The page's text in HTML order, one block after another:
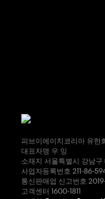
피브이에이치코리아 유한
대표자명 우 잉
소재지 서울특별시 강남
사업자등록번호 211-86-
통신판매업 신고번호
고객센터 1600-1811